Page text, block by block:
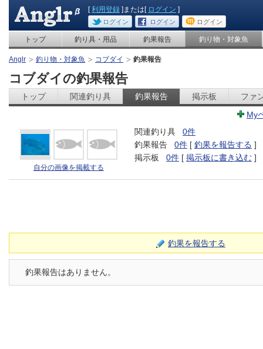
[利用登録 ]または[ ログイン ]
ログイン ログイン ログイン
トップ 釣り具・用品 釣果報告 釣り物・対象魚
Anglr 釣り物・対象魚 コブダイ 釣果報告
コブダイの釣果報告
トップ 関連釣り具 釣果報告 掲示板
ファ
My
自分の画像を掲載する
関連釣り具
0件
釣果報告
0件 [ 釣果を報告する ]
掲示板
0件 [ 掲示板に書き込む ]
釣果を報告する
釣果報告はありません。